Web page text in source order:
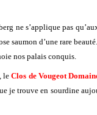
ne s’applique pas
saumon d’une rare
nos palais conquis.
leClos de Vougeot
je trouve en sourdine